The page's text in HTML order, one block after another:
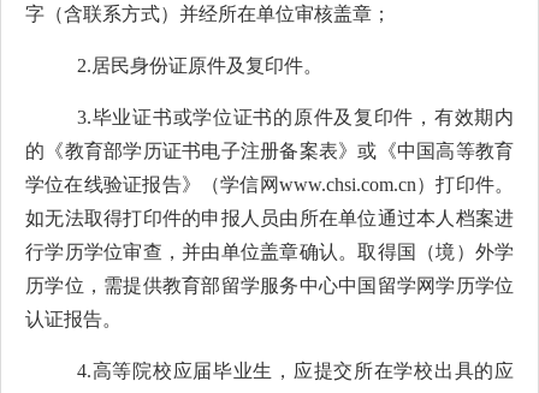
字（含联系方式）并经所在单位审核盖章；
2.居民身份证原件及复印件。
3.毕业证书或学位证书的原件及复印件，有效期内
的《教育部学历证书电子注册备案表》或《中国高等教育
学位在线验证报告》（学信网www.chsi.com.cn）打印件。
如无法取得打印件的申报人员由所在单位通过本人档案进
行学历学位审查，并由单位盖章确认。取得国（境）外学
历学位，需提供教育部留学服务中心中国留学网学历学位
认证报告。
4.高等院校应届毕业生，应提交所在学校出具的应